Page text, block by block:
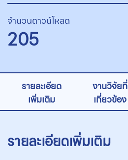
จำนวนดาวน์โหลด
205
รายละเอียด
เพิ่มเติม
งานวิจัยที่
เกี่ยวข้อง
รายละเอียดเพิ่มเติม